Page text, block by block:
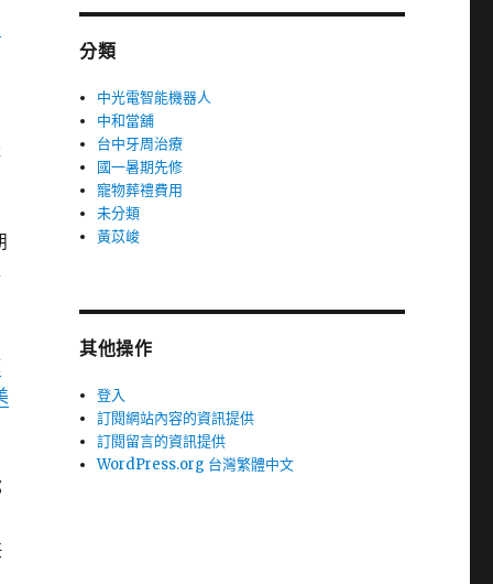
分類
中光電智能機器人
中和當舖
台中牙周治療
國一暑期先修
寵物葬禮費用
未分類
黃苡峻
其他操作
登入
訂閱網站內容的資訊提供
訂閱留言的資訊提供
WordPress.org 台灣繁體中文